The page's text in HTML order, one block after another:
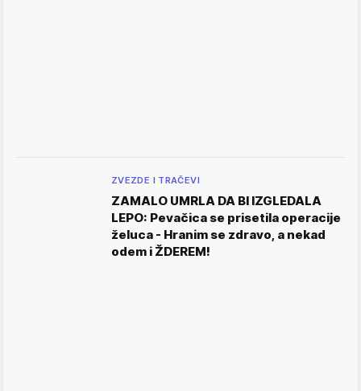
ZVEZDE I TRAČEVI
ZAMALO UMRLA DA BI IZGLEDALA
LEPO: Pevačica se prisetila operacije
želuca - Hranim se zdravo, a nekad
odem i ŽDEREM!